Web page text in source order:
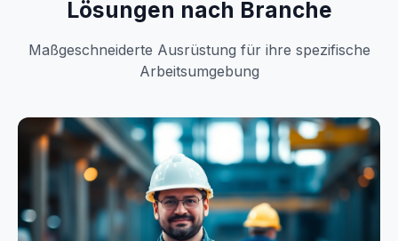
Lösungen nach Branche
Maßgeschneiderte Ausrüstung für ihre spezifische
Arbeitsumgebung